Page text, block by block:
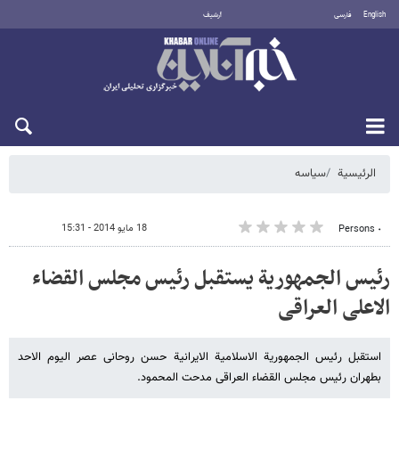
English فارسی أرشيف
الرئيسية سیاسه
٠ Persons 18 مايو 2014 - 15:31
رئیس الجمهوریة یستقبل رئیس مجلس القضاء
الاعلی العراقی
استقبل رئیس الجمهوریة الاسلامیة الایرانیة حسن روحانی عصر الیوم الاحد
بطهران رئیس مجلس القضاء العراقی مدحت المحمود.